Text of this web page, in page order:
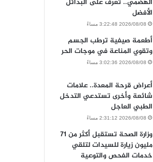
الأفضل
2026/08/08 3:22:48 مساءً
أطعمة صيفية ترطب الجسم
وتقوي المناعة في موجات الحر
2026/08/08 3:02:36 مساءً
أعراض قرحة المعدة.. علامات
شائعة وأخرى تستدعي التدخل
الطبي العاجل
2026/08/08 2:31:12 مساءً
وزارة الصحة تستقبل أكثر من 71
مليون زيارة للسيدات لتلقي
خدمات الفحص والتوعية